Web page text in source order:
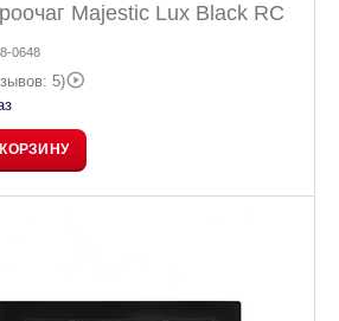
Majestic Lux Black RC
0648
5)